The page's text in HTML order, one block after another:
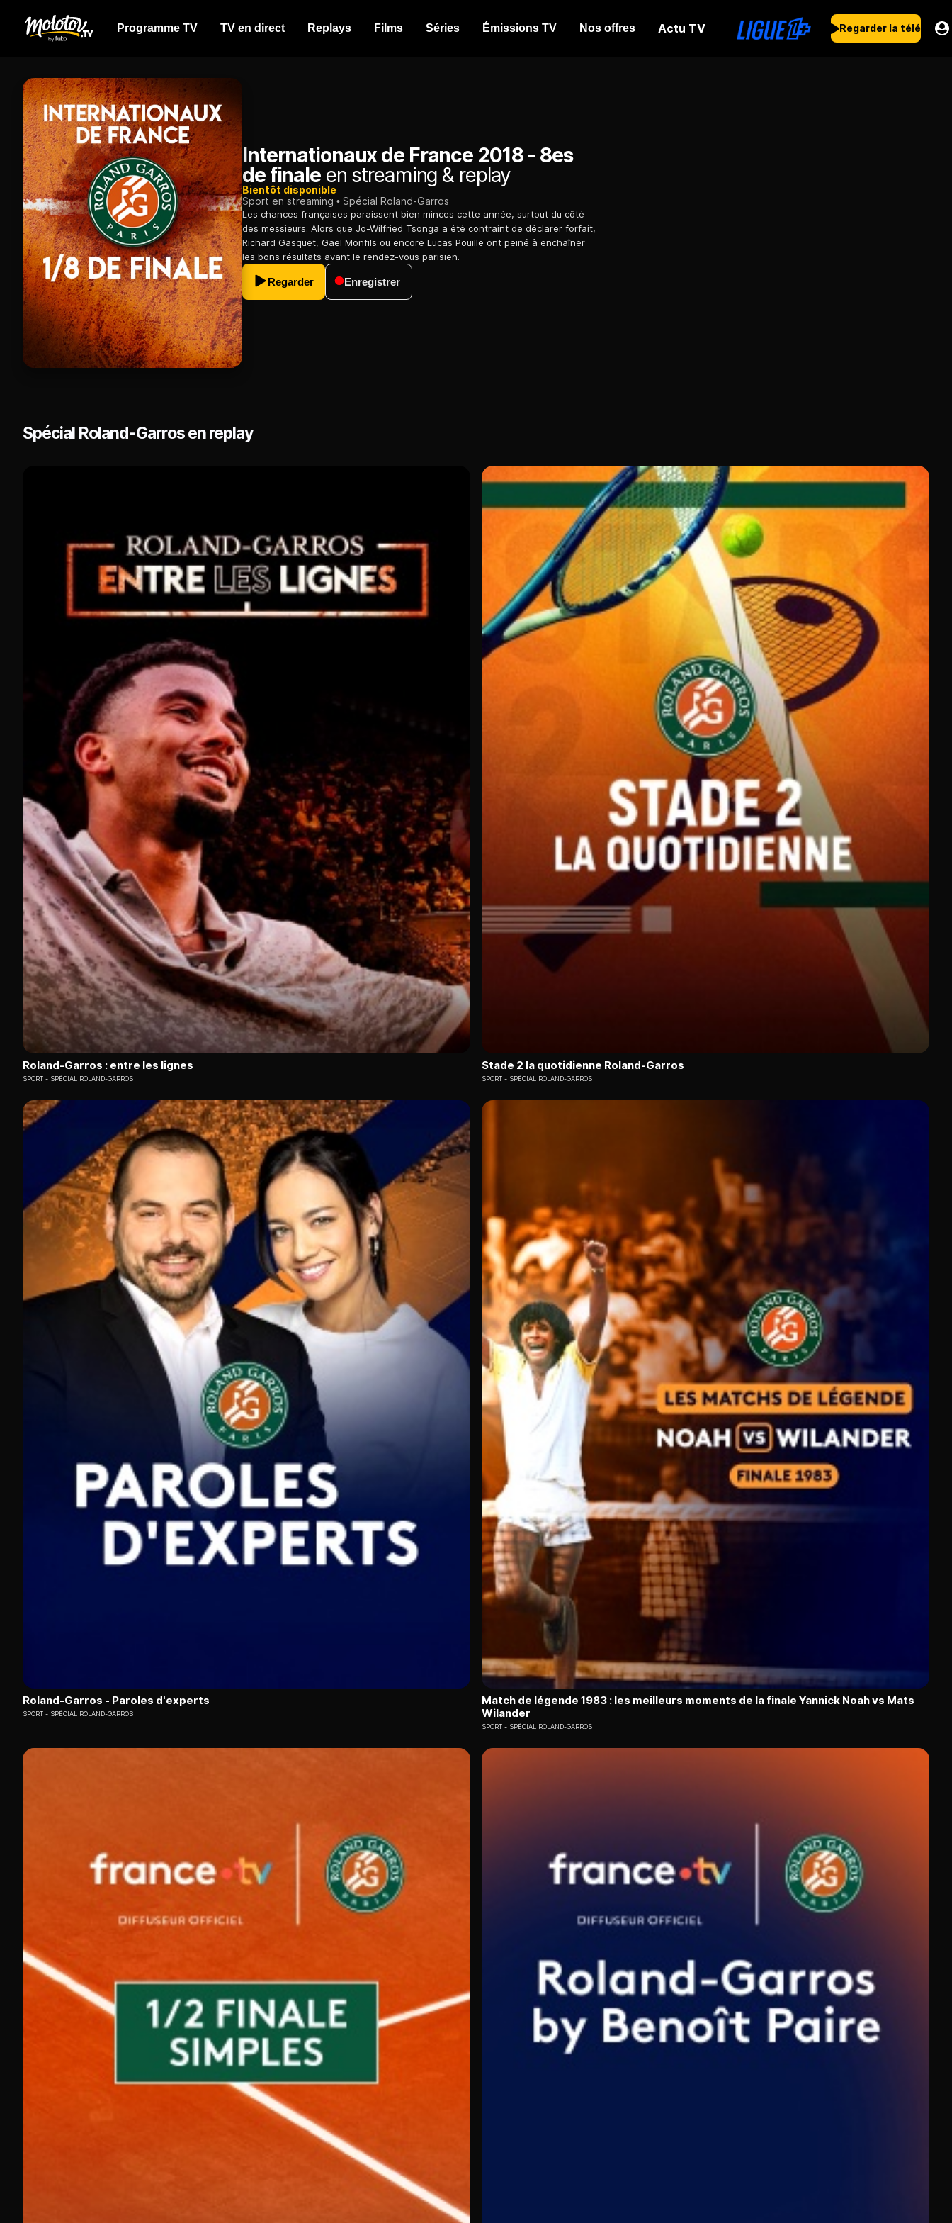
Programme TV TV en direct Replays Films Séries Émissions TV Nos offres Actu TV Regarder la télé
Internationaux de France 2018 - 8es
de finaleen streaming & replay
Bientôt disponible
Sport en streaming
Spécial Roland-Garros
Les chances françaises paraissent bien minces cette année, surtout du côté
des messieurs. Alors que Jo-Wilfried Tsonga a été contraint de déclarer forfait,
Richard Gasquet, Gaël Monfils ou encore Lucas Pouille ont peiné à enchaîner
les bons résultats avant le rendez-vous parisien.
Regarder Enregistrer
Spécial Roland-Garros en replay
Roland-Garros : entre les lignes
SPORT SPÉCIAL ROLAND-GARROS
Stade 2 la quotidienne Roland-Garros
SPORT SPÉCIAL ROLAND-GARROS
Roland-Garros - Paroles d'experts
SPORT SPÉCIAL ROLAND-GARROS
Match de légende 1983 : les meilleurs moments de la finale Yannick Noah vs Mats
Wilander
SPORT SPÉCIAL ROLAND-GARROS